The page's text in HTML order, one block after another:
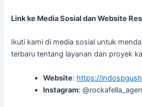
Link ke Media Sosial dan Website
Ikuti kami di media sosial untuk
terbaru tentang layanan dan proyek
Website: https://
Instagram: